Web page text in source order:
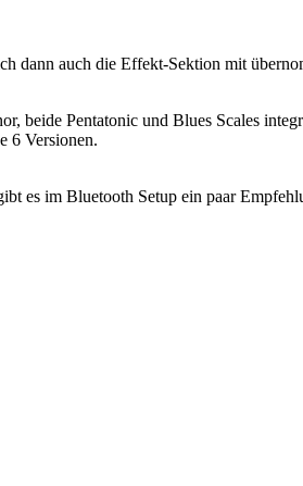
dann auch die Effekt-Sektion mit
beide Pentatonic und Blues Scales
6 Versionen.
es im Bluetooth Setup ein paar